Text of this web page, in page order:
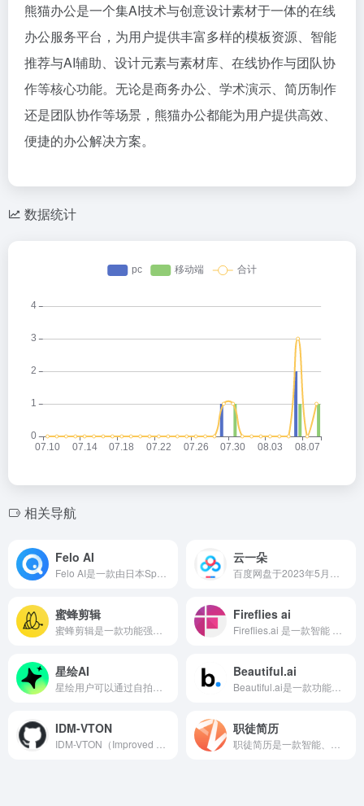
熊猫办公是一个集AI技术与创意设计素材于一体的在线
办公服务平台，为用户提供丰富多样的模板资源、智能
推荐与AI辅助、设计元素与素材库、在线协作与团队协
作等核心功能。无论是商务办公、学术演示、简历制作
还是团队协作等场景，熊猫办公都能为用户提供高效、
便捷的办公解决方案。
数据统计
相关导航
Felo AI 云一朵
蜜蜂剪辑 Fireflies ai
星绘AI Beautiful.ai
IDM-VTON 职徒简历